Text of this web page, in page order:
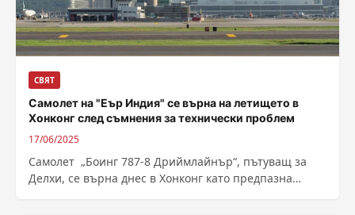
СВЯТ
Самолет на "Еър Индия" се върна на летището в
Хонконг след съмнения за технически проблем
17/06/2025
Самолет „Боинг 787-8 Дриймлайнър“, пътуващ за
Делхи, се върна днес в Хонконг като предпазна